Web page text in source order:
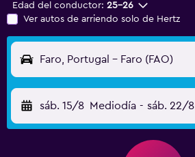
Edad del conductor: 25-26
Ver autos de arriendo solo de Hertz
Faro, Portugal - Faro (FAO)
sáb. 15/8 Mediodía - sáb. 22/8